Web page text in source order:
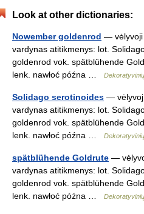
Look at other dictionaries:
Nowember goldenrod — vėlyvoji
vardynas atitikmenys: lot.
goldenrod vok. spätblühende
lenk. nawłoć późna …
Solidago serotinoides —
vardynas atitikmenys: lot.
goldenrod vok. spätblühende
lenk. nawłoć późna …
spätblühende Goldrute —
vardynas atitikmenys: lot.
goldenrod vok. spätblühende
lenk. nawłoć późna …